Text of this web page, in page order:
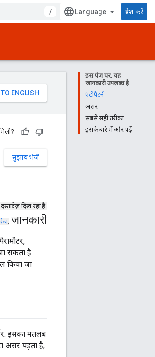
/ प्रवेश करें
इस पेज पर, यह
जानकारी उपलब्ध है
एंटीपैटर्न
असर
सबसे सही तरीका
इसके बारे में और पढ़ें
सुझाव भेजें
दस्तावेज़ दिख रहा है.
. जानकारी
सकता है
किया जा
इसका मतलब
असर पड़ता है,